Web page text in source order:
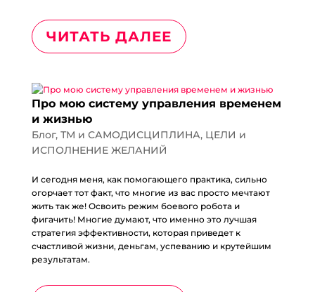
ЧИТАТЬ ДАЛЕЕ
Про мою систему управления временем
и жизнью
Блог, ТМ и САМОДИСЦИПЛИНА, ЦЕЛИ и
ИСПОЛНЕНИЕ ЖЕЛАНИЙ
И сегодня меня, как помогающего практика, сильно
огорчает тот факт, что многие из вас просто мечтают
жить так же! Освоить режим боевого робота и
фигачить! Многие думают, что именно это лучшая
стратегия эффективности, которая приведет к
счастливой жизни, деньгам, успеванию и крутейшим
результатам.